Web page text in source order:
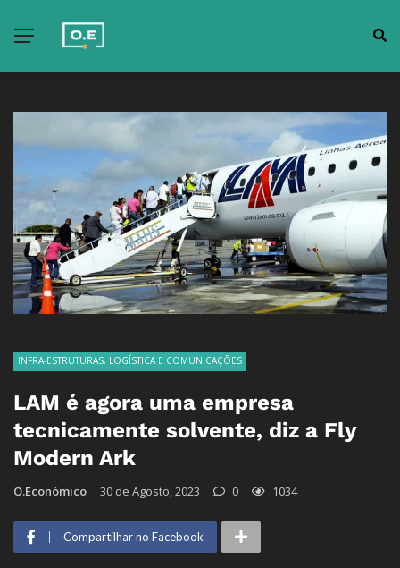
INFRA-ESTRUTURAS, LOGÍSTICA E COMUNICAÇÕES
LAM é agora uma empresa
tecnicamente solvente, diz a Fly
Modern Ark
O.Económico 30 de Agosto, 2023 0 1034
Compartilhar no Facebook